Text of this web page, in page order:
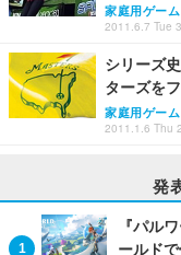
家庭用ゲーム
2011.6.7 Tue
シリーズ
ターズを
家庭用ゲーム
2011.1.6 Thu
発
『パル
ールド